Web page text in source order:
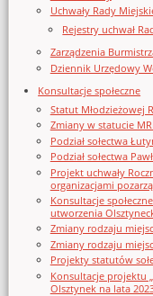
Uchwały Rady
Rejestry uchwał
Zarządzenia
Dziennik Urzędowy
Konsultacje społeczne
Statut Młodzieżowej
Zmiany w statucie
Podział sołectwa
Podział sołectwa
Projekt uchwały
organizacjami
Konsultacje
utworzenia
Zmiany rodzaju
Zmiany rodzaju
Projekty statutów
Konsultacje projektu
Olsztynek na lata